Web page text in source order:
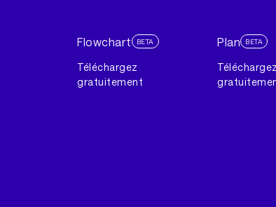
Flowchart BETA
Téléchargez
gratuitement
Plan BETA
Téléchargez